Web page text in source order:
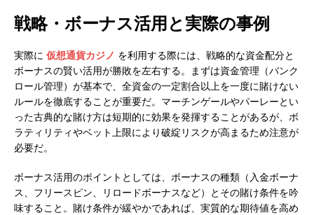
戦略・ボーナス活用と実際の事例
実際に 仮想通貨カジノ を利用する際には、戦略的な資金配分と
ボーナスの賢い活用が勝敗を左右する。まずは資金管理（バンク
ロール管理）が基本で、全資金の一定割合以上を一度に賭けない
ルールを徹底することが重要だ。マーチンゲールやパーレーとい
った古典的な賭け方は短期的に効果を発揮することがあるが、ボ
ラティリティやベット上限により破綻リスクが高まるため注意が
必要だ。
ボーナス活用のポイントとしては、ボーナスの種類（入金ボーナ
ス、フリースピン、リロードボーナスなど）とその賭け条件を吟
味すること。賭け条件が緩やかであれば、実質的な期待値を高め